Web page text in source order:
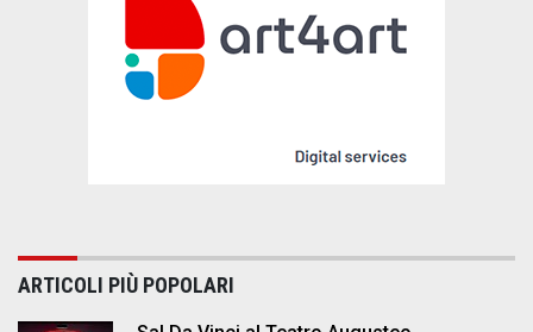
ARTICOLI PIÙ POPOLARI